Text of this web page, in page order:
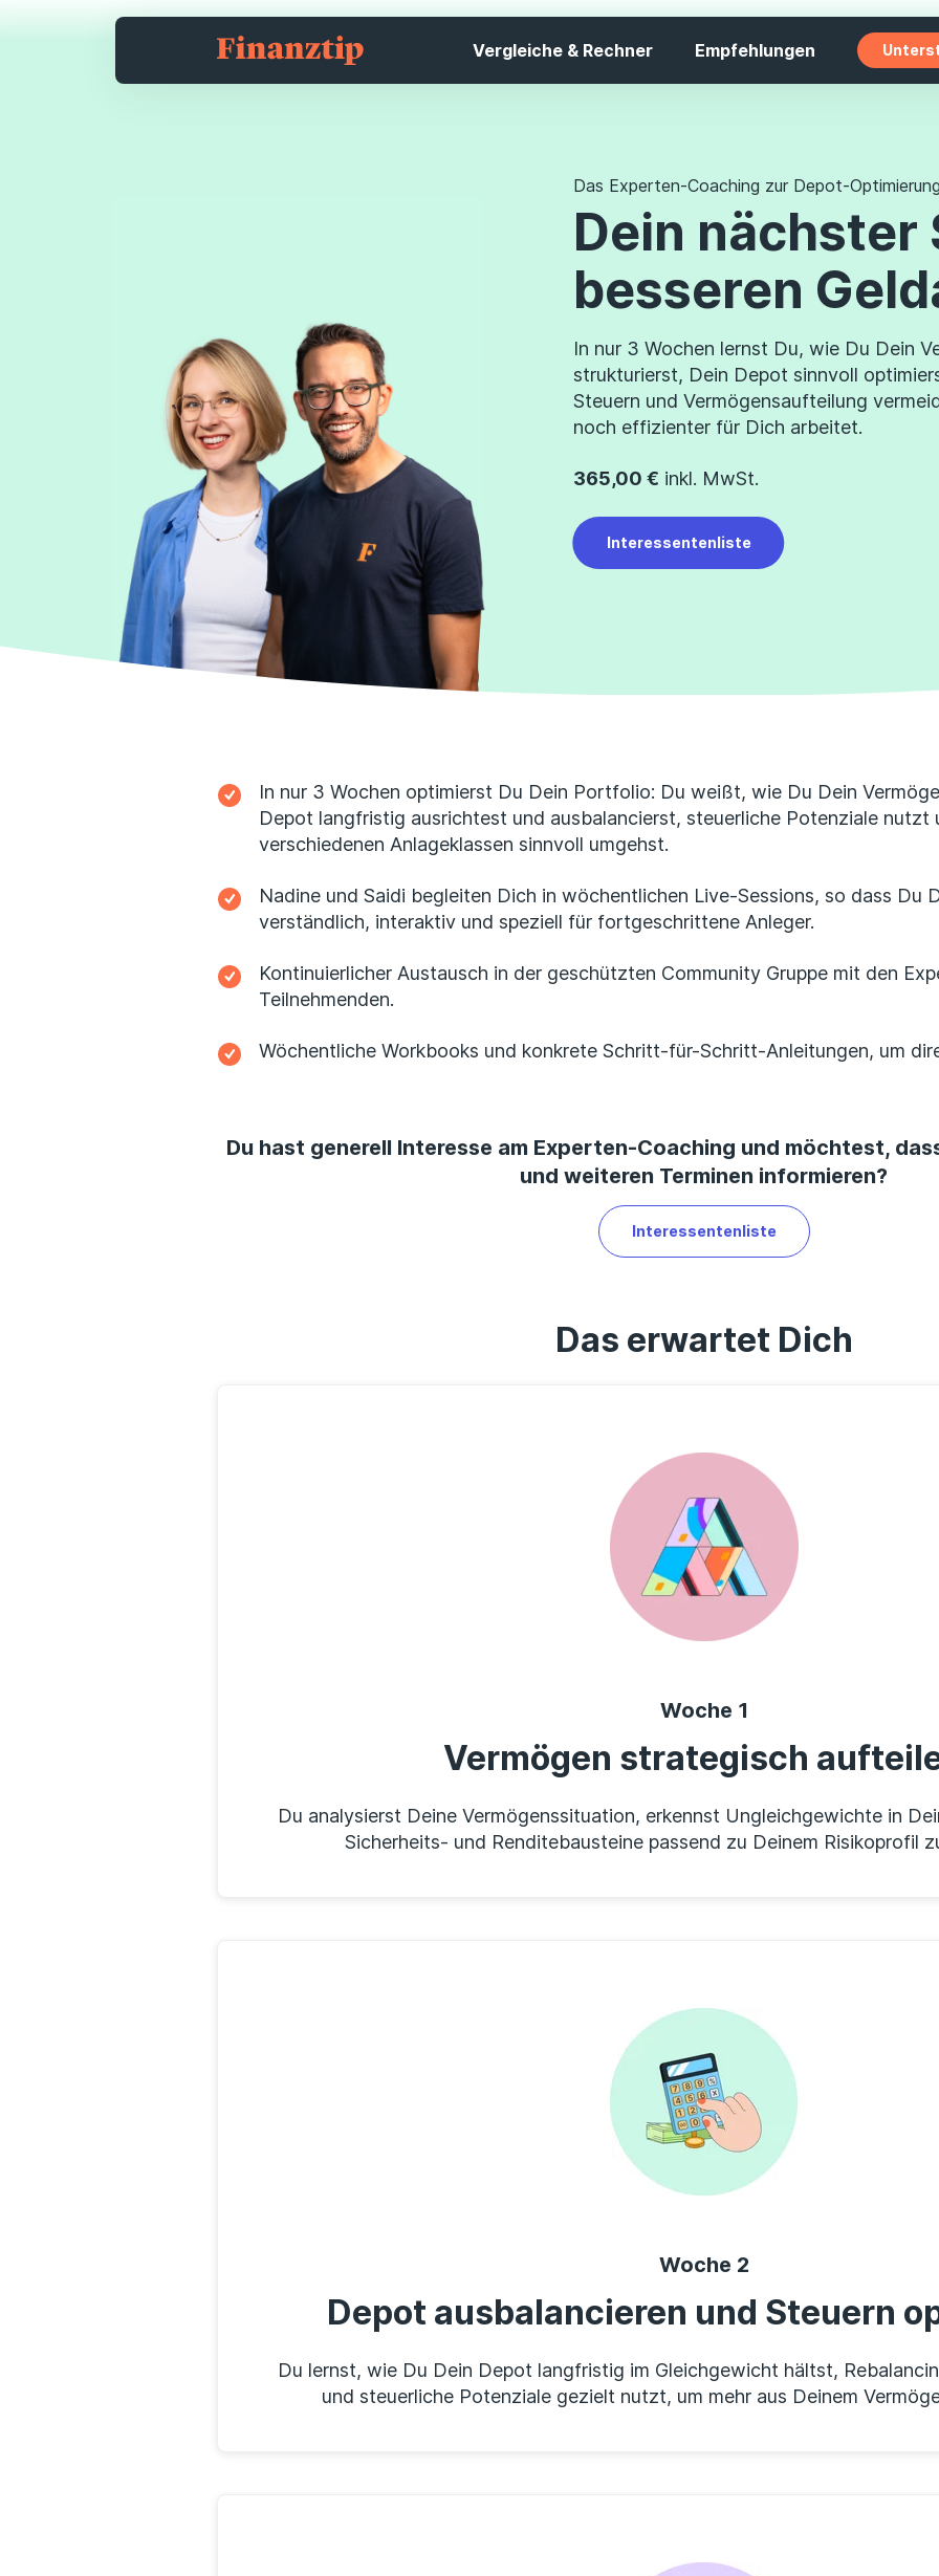
Vergleiche & Rechner Empfehlungen
Das Experten-Coaching zur Depot-
Dein
besseren
In nur 3 Wochen lernst Du, wie Du Dein
strukturierst, Dein Depot sinnvoll
Steuern und Vermögensaufteilung
noch effizienter für Dich arbeitet.
365,00 € inkl. MwSt.
Interessentenliste
In nur 3 Wochen optimierst Du Dein Portfolio: Du weißt, wie Du Dein
Depot langfristig ausrichtest und ausbalancierst, steuerliche Potenziale nutzt
verschiedenen Anlageklassen sinnvoll umgehst.
Nadine und Saidi begleiten Dich in wöchentlichen Live-Sessions, so dass Du
verständlich, interaktiv und speziell für fortgeschrittene Anleger.
Kontinuierlicher Austausch in der geschützten Community Gruppe mit den
Teilnehmenden.
Wöchentliche Workbooks und konkrete Schritt-für-Schritt-Anleitungen, um
Du hast generell Interesse am Experten-Coaching und möchtest,
und weiteren Terminen informieren?
Interessentenliste
Das erwartet Dich
Woche 1
Vermögen strategisch
Du analysierst Deine Vermögenssituation, erkennst Ungleichgewichte in
Sicherheits- und Renditebausteine passend zu Deinem Risikoprofil
Woche 2
Depot ausbalancieren und Steuern
Du lernst, wie Du Dein Depot langfristig im Gleichgewicht hältst,
und steuerliche Potenziale gezielt nutzt, um mehr aus Deinem